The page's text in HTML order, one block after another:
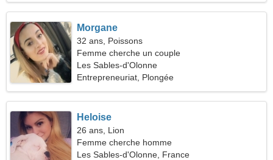
Morgane
32 ans, Poissons
Femme cherche un couple
Les Sables-d'Olonne
Entrepreneuriat, Plongée
Heloise
26 ans, Lion
Femme cherche homme
Les Sables-d'Olonne, France